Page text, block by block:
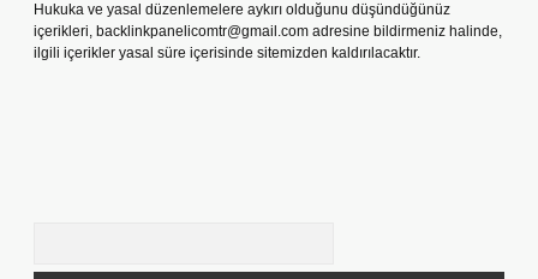
Hukuka ve yasal düzenlemelere aykırı olduğunu düşündüğünüz
içerikleri, backlinkpanelicomtr@gmail.com adresine bildirmeniz halinde,
ilgili içerikler yasal süre içerisinde sitemizden kaldırılacaktır.